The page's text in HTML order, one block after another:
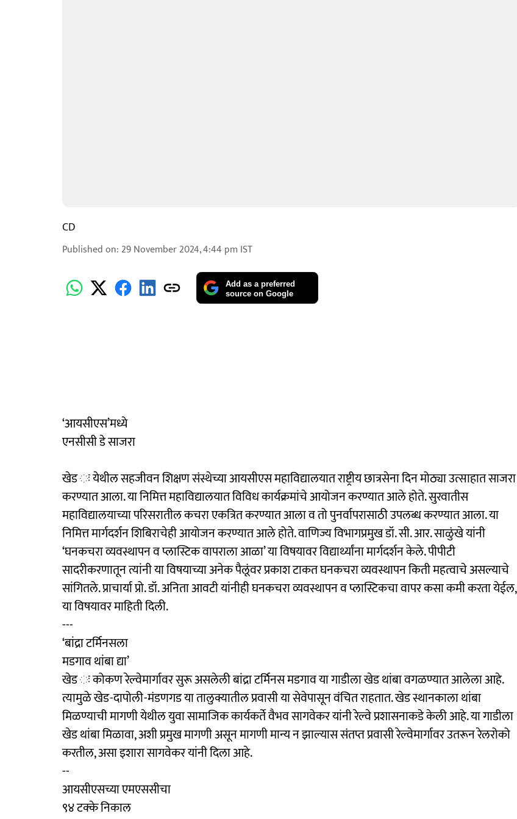
CD
Published on: 29 November 2024, 4:44 pm IST
Add as a preferred
source on Google
‘आयसीएस’मध्ये
एनसीसी डे साजरा
खेड ः येथील सहजीवन शिक्षण संस्थेच्या आयसीएस महाविद्यालयात राष्ट्रीय छात्रसेना दिन मोठ्या उत्साहात साजरा
करण्यात आला. या निमित्त महाविद्यालयात विविध कार्यक्रमांचे आयोजन करण्यात आले होते. सुरवातीस
महाविद्यालयाच्या परिसरातील कचरा एकत्रित करण्यात आला व तो पुनर्वापरासाठी उपलब्ध करण्यात आला. या
निमित्त मार्गदर्शन शिबिराचेही आयोजन करण्यात आले होते. वाणिज्य विभागप्रमुख डॉ. सी. आर. साळुंखे यांनी
‘घनकचरा व्यवस्थापन व प्लास्टिक वापराला आळा’ या विषयावर विद्यार्थ्यांना मार्गदर्शन केले. पीपीटी
सादरीकरणातून त्यांनी या विषयाच्या अनेक पैलूंवर प्रकाश टाकत घनकचरा व्यवस्थापन किती महत्वाचे असल्याचे
सांगितले. प्राचार्या प्रो. डॉ. अनिता आवटी यांनीही घनकचरा व्यवस्थापन व प्लास्टिकचा वापर कसा कमी करता येईल,
या विषयावर माहिती दिली.
---
‘बांद्रा टर्मिनसला
मडगाव थांबा द्या’
खेड ः कोकण रेल्वेमार्गावर सुरू असलेली बांद्रा टर्मिनस मडगाव या गाडीला खेड थांबा वगळण्यात आलेला आहे.
त्यामुळे खेड-दापोली-मंडणगड या तालुक्यातील प्रवासी या सेवेपासून वंचित राहतात. खेड स्थानकाला थांबा
मिळण्याची मागणी येथील युवा सामाजिक कार्यकर्ते वैभव सागवेकर यांनी रेल्वे प्रशासनाकडे केली आहे. या गाडीला
खेड थांबा मिळावा, अशी प्रमुख मागणी असून मागणी मान्य न झाल्यास संतप्त प्रवासी रेल्वेमार्गावर उतरून रेलरोको
करतील, असा इशारा सागवेकर यांनी दिला आहे.
--
आयसीएसच्या एमएससीचा
९४ टक्के निकाल